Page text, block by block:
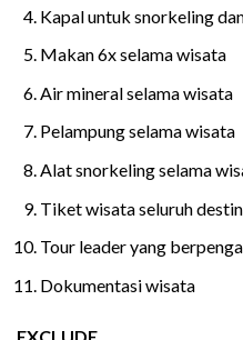
Kapal untuk snorkeling
Makan 6x selama wisata
Air mineral selama wisata
Pelampung selama wisata
Alat snorkeling selama
Tiket wisata seluruh
Tour leader yang
Dokumentasi wisata
EXCLUDE